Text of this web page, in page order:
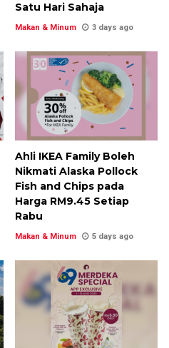
Satu Hari Sahaja
Makan & Minum 3 days ago
Ahli IKEA Family Boleh
Nikmati Alaska Pollock
Fish and Chips pada
Harga RM9.45 Setiap
Rabu
Makan & Minum 5 days ago